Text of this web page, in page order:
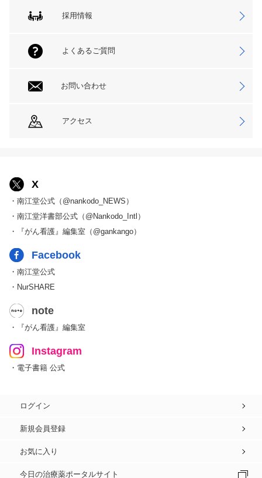
採用情報
よくあるご質問
お問い合わせ
アクセス
X
・南江堂公式（@nankodo_NEWS）
・南江堂洋書部公式（@Nankodo_Intl）
・『がん看護』編集室（@gankango）
Facebook
・南江堂公式
・NurSHARE
note
・『がん看護』編集室
Instagram
・電子書籍 公式
ログイン
新規会員登録
お気に入り
今日の治療薬ポータルサイト